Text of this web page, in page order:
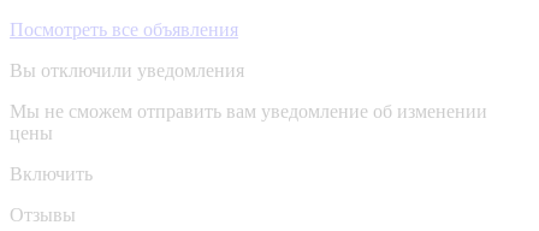
Посмотреть все объявления
Вы отключили уведомления
Мы не сможем отправить вам уведомление об изменении
цены
Включить
Отзывы